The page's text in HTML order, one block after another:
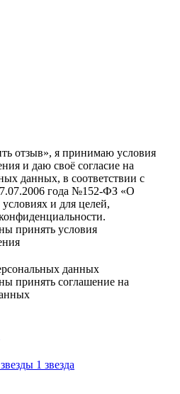
отзыв», я принимаю условия
и даю своё согласие на
данных, в соответствии с
года №152-ФЗ «О
и для целей,
принять условия
данных
принять соглашение на
1 звезда